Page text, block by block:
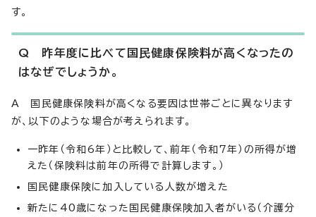
す。
Q 昨年度に比べて国民健康保険料が高くなったの
はなぜでしょうか。
A 国民健康保険料が高くなる要因は世帯ごとに異なります
が、以下のような場合が考えられます。
一昨年（令和6年）と比較して、前年（令和7年）の所得が増
えた（保険料は前年の所得で計算します。）
国民健康保険に加入している人数が増えた
新たに40歳になった国民健康保険加入者がいる（介護分